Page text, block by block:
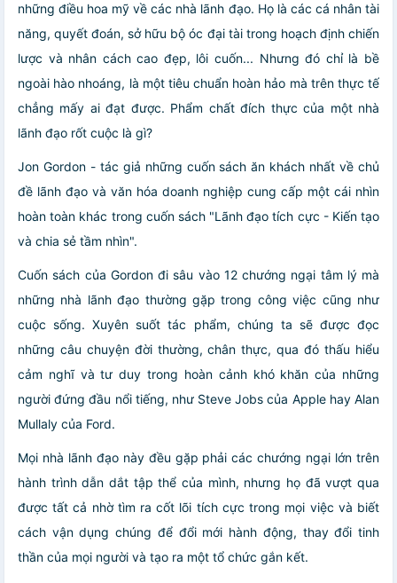
những điều hoa mỹ về các nhà lãnh đạo. Họ là các cá nhân tài
năng, quyết đoán, sở hữu bộ óc đại tài trong hoạch định chiến
lược và nhân cách cao đẹp, lôi cuốn... Nhưng đó chỉ là bề
ngoài hào nhoáng, là một tiêu chuẩn hoàn hảo mà trên thực tế
chẳng mấy ai đạt được. Phẩm chất đích thực của một nhà
lãnh đạo rốt cuộc là gì?
Jon Gordon - tác giả những cuốn sách ăn khách nhất về chủ
đề lãnh đạo và văn hóa doanh nghiệp cung cấp một cái nhìn
hoàn toàn khác trong cuốn sách "Lãnh đạo tích cực - Kiến tạo
và chia sẻ tầm nhìn".
Cuốn sách của Gordon đi sâu vào 12 chướng ngại tâm lý mà
những nhà lãnh đạo thường gặp trong công việc cũng như
cuộc sống. Xuyên suốt tác phẩm, chúng ta sẽ được đọc
những câu chuyện đời thường, chân thực, qua đó thấu hiểu
cảm nghĩ và tư duy trong hoàn cảnh khó khăn của những
người đứng đầu nổi tiếng, như Steve Jobs của Apple hay Alan
Mullaly của Ford.
Mọi nhà lãnh đạo này đều gặp phải các chướng ngại lớn trên
hành trình dẫn dắt tập thể của mình, nhưng họ đã vượt qua
được tất cả nhờ tìm ra cốt lõi tích cực trong mọi việc và biết
cách vận dụng chúng để đổi mới hành động, thay đổi tinh
thần của mọi người và tạo ra một tổ chức gắn kết.